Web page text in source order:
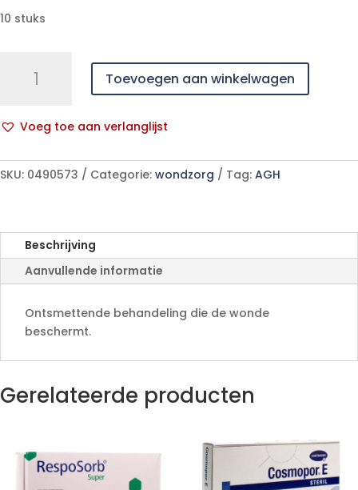
10 stuks
BETADINE
10
Toevoegen aan winkelwagen
Voeg toe aan verlanglijst
l
t
n
a
SKU: 0490573 Categorie: wondzorg Tag: AGH
Beschrijving
Aanvullende informatie
Ontsmettende behandeling die de wonde
beschermt.
Gerelateerde producten